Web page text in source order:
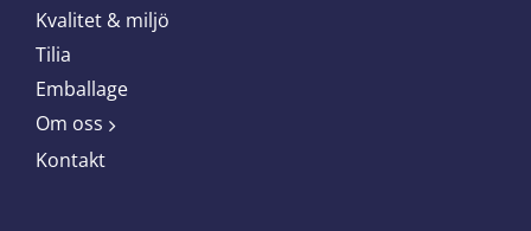
Kvalitet & miljö
Tilia
Emballage
Om oss
Kontakt